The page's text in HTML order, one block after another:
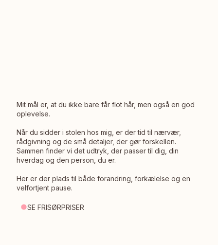
Mit mål er, at du ikke bare får flot hår, men også en god
oplevelse.
Når du sidder i stolen hos mig, er der tid til nærvær,
rådgivning og de små detaljer, der gør forskellen.
Sammen finder vi det udtryk, der passer til dig, din
hverdag og den person, du er.
Her er der plads til både forandring, forkælelse og en
velfortjent pause.
SE FRISØRPRISER